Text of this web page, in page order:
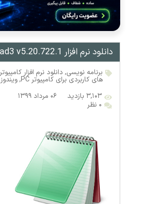
دانلود نرم افزار Notepad3 v5.20.722.1
برنامه نویسی, دانلود نرم افزار کامپیوتر
های کاربردی برای کامپیوتر PC ,ویندوز
۳,۱۰۳ بازدید
۰۶ مرداد ۱۳۹۹
۰ نظر